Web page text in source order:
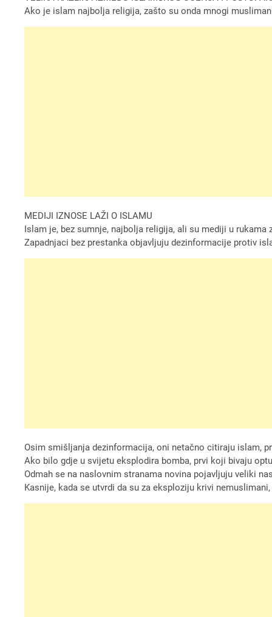
Ako je islam najbolja religija, zašto su onda mnogi
MEDIJI IZNOSE LAŽI O ISLAMU
Islam je, bez sumnje, najbolja religija, ali su mediji u
Zapadnjaci bez prestanka objavljuju dezinformacije protiv
Osim smišljanja dezinformacija, oni netačno citiraju islam,
Ako bilo gdje u svijetu eksplodira bomba, prvi koji bivaju
Odmah se na naslovnim stranama novina pojavljuju veliki
Kasnije, kada se utvrdi da su za eksploziju krivi